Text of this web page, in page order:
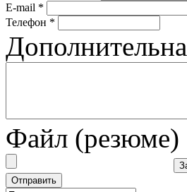
E-mail *
Телефон *
Файл (резюме)